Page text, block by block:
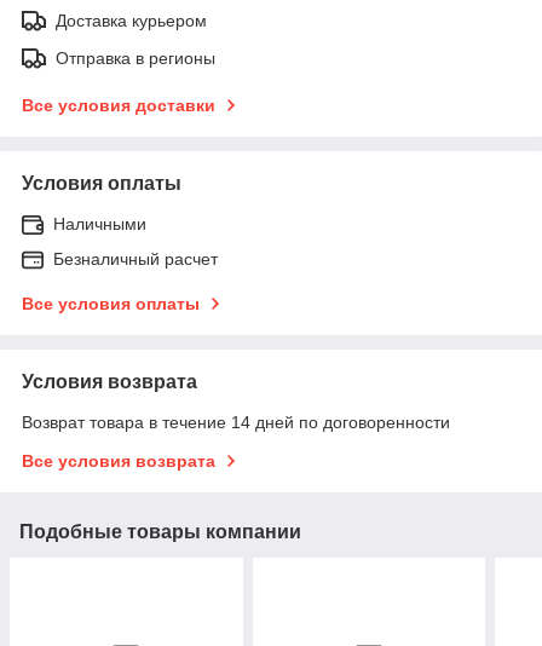
Доставка курьером
Отправка в регионы
Все условия доставки
Условия оплаты
Наличными
Безналичный расчет
Все условия оплаты
Условия возврата
Возврат товара в течение 14 дней по договоренности
Все условия возврата
Подобные товары компании